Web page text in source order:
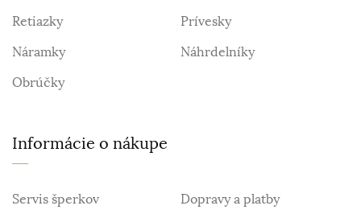
Retiazky
Prívesky
Náramky
Náhrdelníky
Obrúčky
Informácie o nákupe
Servis šperkov
Dopravy a platby